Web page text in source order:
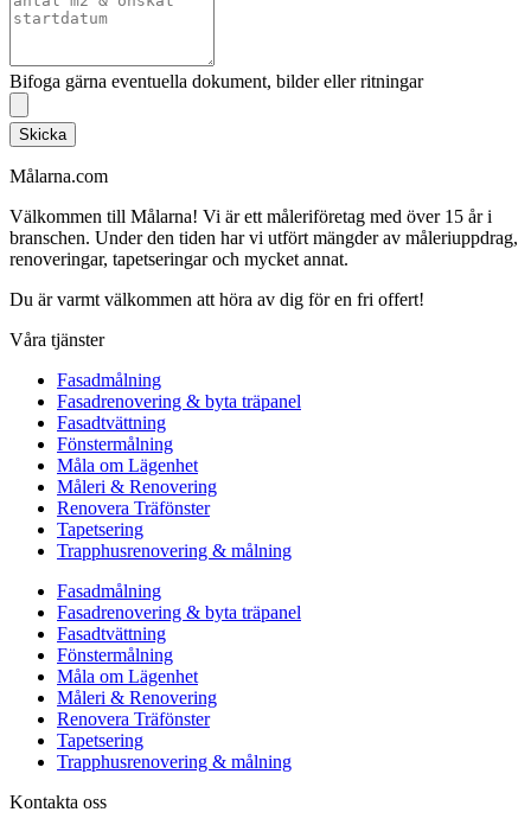
Bifoga gärna eventuella dokument, bilder eller ritningar
Skicka
Målarna.com
Välkommen till Målarna! Vi är ett måleriföretag med över 15 år i
branschen. Under den tiden har vi utfört mängder av måleriuppdrag,
renoveringar, tapetseringar och mycket annat.
Du är varmt välkommen att höra av dig för en fri offert!
Våra tjänster
Fasadmålning
Fasadrenovering & byta träpanel
Fasadtvättning
Fönstermålning
Måla om Lägenhet
Måleri & Renovering
Renovera Träfönster
Tapetsering
Trapphusrenovering & målning
Fasadmålning
Fasadrenovering & byta träpanel
Fasadtvättning
Fönstermålning
Måla om Lägenhet
Måleri & Renovering
Renovera Träfönster
Tapetsering
Trapphusrenovering & målning
Kontakta oss